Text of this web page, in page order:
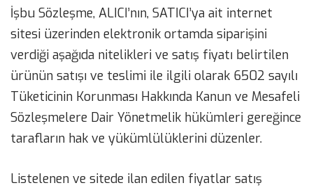
İşbu Sözleşme, ALICI’nın, SATICI’ya ait internet
sitesi üzerinden elektronik ortamda siparişini
verdiği aşağıda nitelikleri ve satış fiyatı belirtilen
ürünün satışı ve teslimi ile ilgili olarak 6502 sayılı
Tüketicinin Korunması Hakkında Kanun ve Mesafeli
Sözleşmelere Dair Yönetmelik hükümleri gereğince
tarafların hak ve yükümlülüklerini düzenler.
Listelenen ve sitede ilan edilen fiyatlar satış